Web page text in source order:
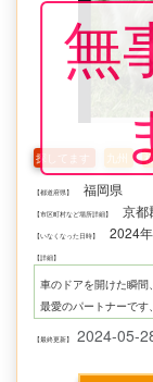
無
探してます 九州
【都道府県】 福岡県
【市区町村など場所詳細】 京都
【いなくなった日時】 2024
【詳細】
車のドアを開けた瞬
最愛のパートナーで
【最終更新】 2024-05-